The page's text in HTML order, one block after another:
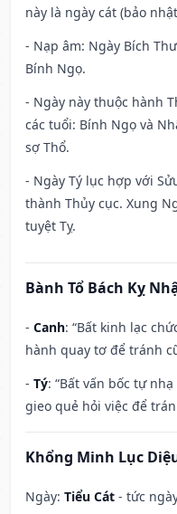
này là ngày cát (bảo
- Nạp âm: Ngày Bích
Bính Ngọ.
- Ngày này thuộc hành
các tuổi: Bính Ngọ và
sợ Thổ.
- Ngày Tý lục hợp với
thành Thủy cục. Xung
tuyệt Tỵ.
Bành Tổ Bách Kỵ
- Canh: “Bất kinh lạc
hành quay tơ để tránh
- Tý: “Bất vấn bốc tự
gieo quẻ hỏi việc để
Khổng Minh Lục
Ngày: Tiểu Cát - tức